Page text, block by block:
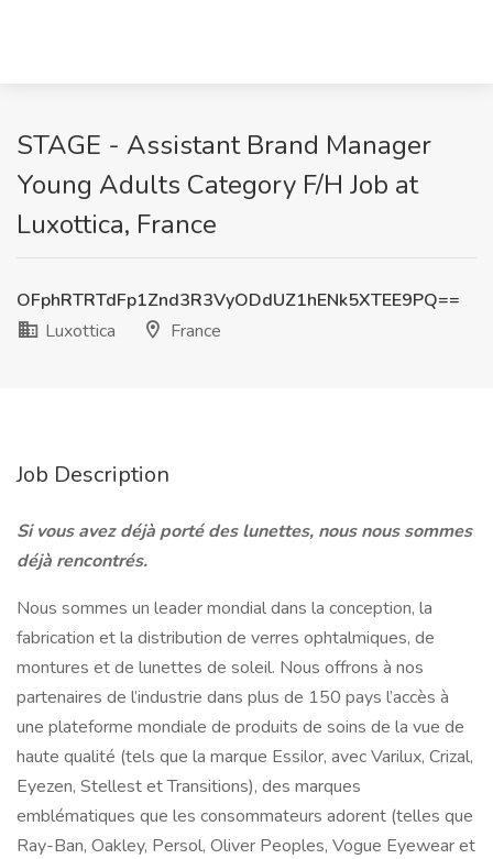
STAGE - Assistant Brand Manager
Young Adults Category F/H Job at
Luxottica, France
OFphRTRTdFp1Znd3R3VyODdUZ1hENk5XTEE9PQ==
Luxottica
France
Job Description
Si vous avez déjà porté des lunettes, nous nous sommes
déjà rencontrés.
Nous sommes un leader mondial dans la conception, la
fabrication et la distribution de verres ophtalmiques, de
montures et de lunettes de soleil. Nous offrons à nos
partenaires de l’industrie dans plus de 150 pays l’accès à
une plateforme mondiale de produits de soins de la vue de
haute qualité (tels que la marque Essilor, avec Varilux, Crizal,
Eyezen, Stellest et Transitions), des marques
emblématiques que les consommateurs adorent (telles que
Ray-Ban, Oakley, Persol, Oliver Peoples, Vogue Eyewear et